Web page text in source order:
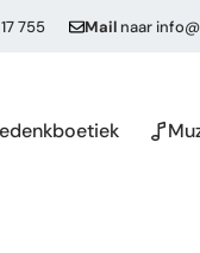
755 Mail naar